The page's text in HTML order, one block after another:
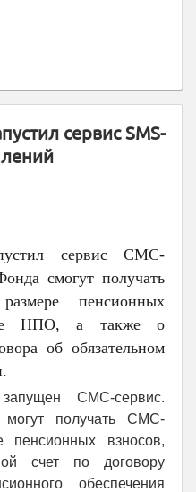
сервис SMS-
сервис СМС-
смогут получать
пенсионных
НПО, а также о
об обязательном
СМС-сервис.
получать СМС-
взносов,
счет по договору
обеспечения